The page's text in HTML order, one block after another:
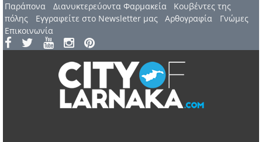
Παράπονα Διανυκτερεύοντα Φαρμακεία
Kουβέντες της
πόλης
Εγγραφείτε στο Newsletter μας Αρθογραφία
Γνώμες
Επικοινωνία